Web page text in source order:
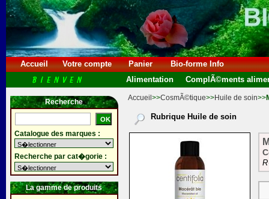
Accueil Votre compte Panier
Bio-forme Info
Alimentation
ComplÃ©ments
Recherche
Catalogue des marques :
Recherche par cat�gorie :
La gamme de produits
Accueil >>CosmÃ©tique>>Huile de soin>>
Rubrique Huile de soin